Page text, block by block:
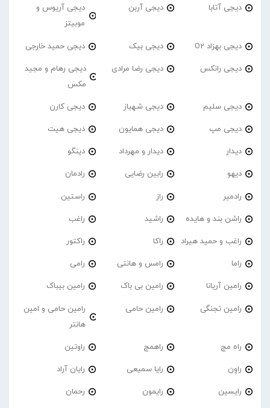
دیجی آتابا دیجی آربن
دیجی آریوس و
موبیتز
دیجی بهزاد O2 دیجی بیک دیجی حمید خارجی
دیجی رانکس دیجی رضا مرادی
دیجی رهام و مجید
مکس
دیجی سلیم دیجی شهباز دیجی کارن
دیجی مپ دیجی همایون دیجی هیت
دیدار دیدار و مهرداد دینگو
دیهو رابین رضایی رادمان
رادمیر راز راستین
راشن بند و هایده راشید راغب
راغب و حمید هیراد راکا راکتور
راما رامس و هانتی رامی
رامین آریانا رامین بی باک رامین بیباک
رامین تجنگی رامین حامی
رامین حامی و امین
هانتر
راه مج راهمج راوتین
راوِن رایا سمیعی رایان آراد
رایسین رایمون رحمان